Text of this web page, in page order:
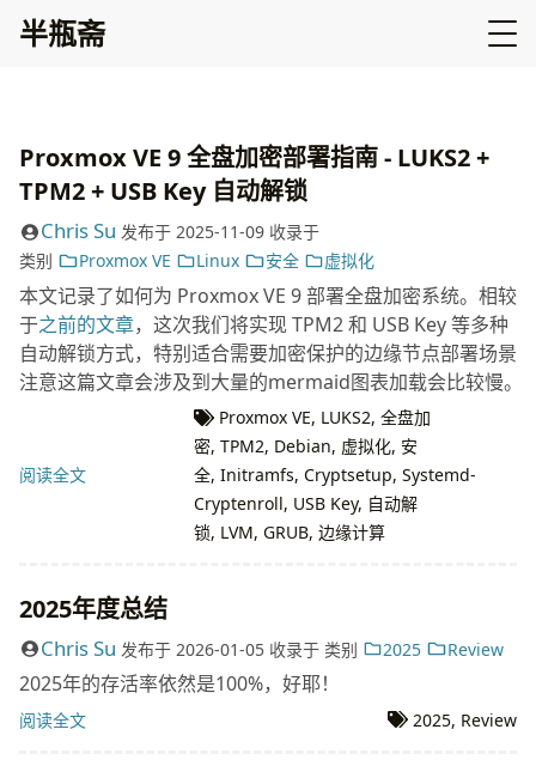
半瓶斋
Proxmox VE 9 全盘加密部署指南 - LUKS2 +
TPM2 + USB Key 自动解锁
Chris Su 发布于 2025-11-09 收录于
类别
Proxmox VE Linux 安全 虚拟化
本文记录了如何为 Proxmox VE 9 部署全盘加密系统。相较
于之前的文章，这次我们将实现 TPM2 和 USB Key 等多种
自动解锁方式，特别适合需要加密保护的边缘节点部署场景。
注意这篇文章会涉及到大量的mermaid图表加载会比较慢。
阅读全文
Proxmox VE, LUKS2,全盘加
密, TPM2, Debian, 虚拟化, 安
全, Initramfs, Cryptsetup, Systemd-
Cryptenroll, USB Key, 自动解
锁, LVM, GRUB, 边缘计算
2025年度总结
Chris Su 发布于 2026-01-05 收录于 类别 2025 Review
2025年的存活率依然是100%，好耶！
阅读全文 2025, Review